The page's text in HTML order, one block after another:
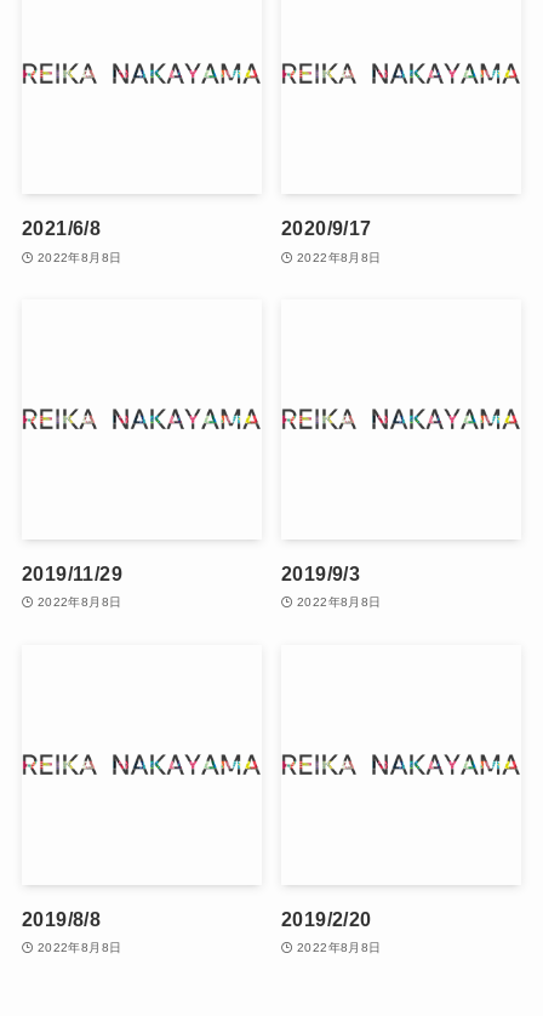
2021/6/8
2022年8月8日
2020/9/17
2022年8月8日
2019/11/29
2022年8月8日
2019/9/3
2022年8月8日
2019/8/8
2022年8月8日
2019/2/20
2022年8月8日